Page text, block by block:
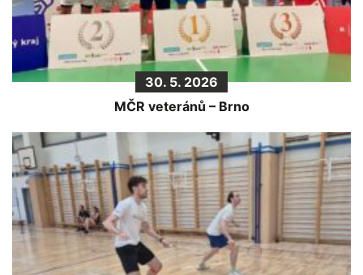
30. 5. 2026
MČR veteránů – Brno